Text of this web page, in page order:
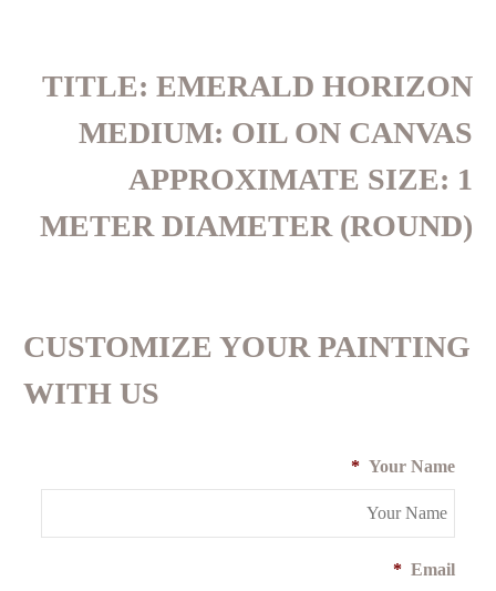
TITLE: EMERALD HORIZON
MEDIUM: OIL ON CANVAS
APPROXIMATE SIZE: 1
METER DIAMETER (ROUND)
CUSTOMIZE YOUR PAINTING
WITH US
Your Name
*
Email
*